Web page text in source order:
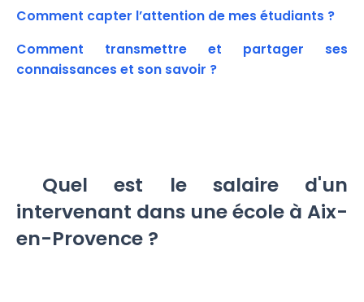
Comment capter l’attention de mes étudiants ?
Comment transmettre et partager ses
connaissances et son savoir ?
Quel est le salaire d'un
intervenant dans une école à Aix-
en-Provence ?